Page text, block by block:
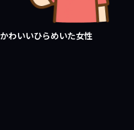
かわいいひらめいた女性